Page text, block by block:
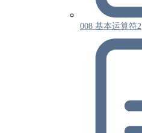
008 基本运算符2